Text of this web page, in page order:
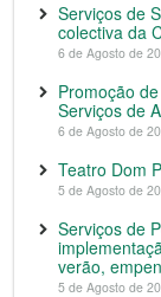
Serviços de
colectiva da
6 de Agosto de
Promoção
Serviços de
6 de Agosto de
Teatro Dom
5 de Agosto de
Serviços de
verão,
5 de Agosto de